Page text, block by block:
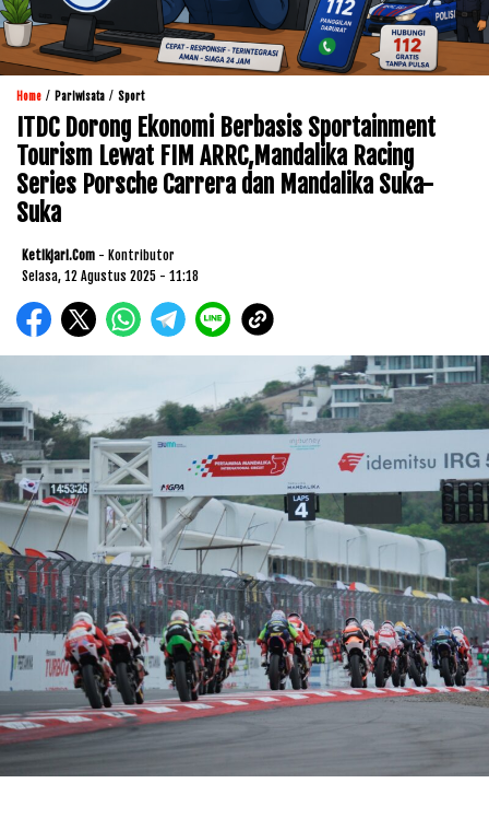
Home / Pariwisata / Sport
ITDC Dorong Ekonomi Berbasis Sportainment
Tourism Lewat FIM ARRC,Mandalika Racing
Series Porsche Carrera dan Mandalika Suka-
Suka
Ketikjari.com - Kontributor
Selasa, 12 Agustus 2025 - 11:18